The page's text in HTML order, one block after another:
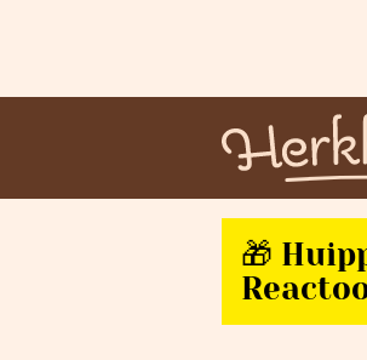
🎁